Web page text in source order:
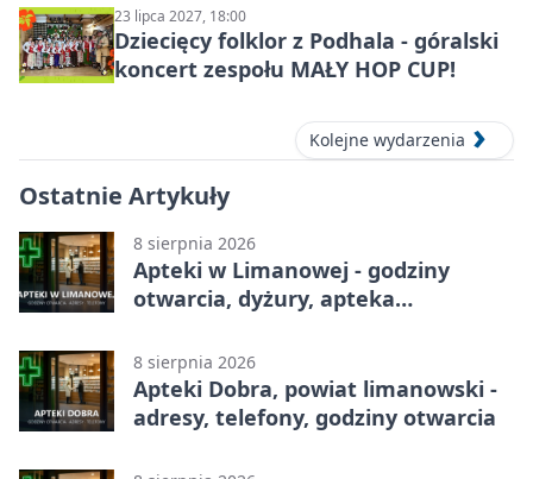
23 lipca 2027, 18:00
Dziecięcy folklor z Podhala - góralski
koncert zespołu MAŁY HOP CUP!
Kolejne wydarzenia
Ostatnie Artykuły
8 sierpnia 2026
Apteki w Limanowej - godziny
otwarcia, dyżury, apteka
8 sierpnia 2026
Apteki Dobra, powiat limanowski -
adresy, telefony, godziny otwarcia